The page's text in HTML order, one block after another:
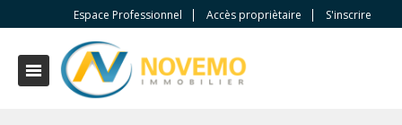
Espace Professionnel Accès propriètaire S'inscrire